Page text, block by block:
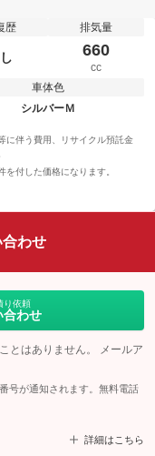
歴 排気量
660
cc
車体色
シルバーＭ
に伴う費用、リサイクル預託金
付した価格になります。
わせ
り依頼
合わせ
とはありません。 メールア
号が通知されます。無料電話
詳細はこちら